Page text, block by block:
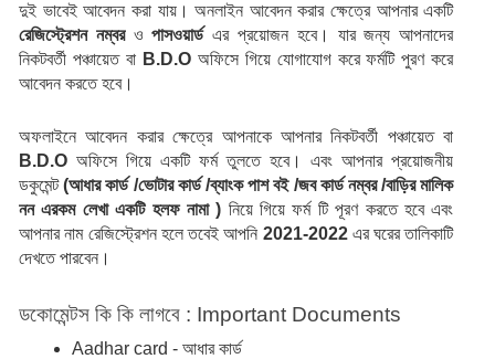
দুই ভাবেই আবেদন করা যায়। অনলাইন আবেদন করার ক্ষেত্রে আপনার একটি
রেজিস্ট্রেশন নম্বর ও পাসওয়ার্ড এর প্রয়োজন হবে। যার জন্য আপনাদের
নিকটবর্তী পঞ্চায়েত বা B.D.O অফিসে গিয়ে যোগাযোগ করে ফর্মটি পুরণ করে
আবেদন করতে হবে।
B.D.O অফিসে গিয়ে একটি ফর্ম তুলতে হবে। এবং আপনার প্রয়োজনীয়
ডকুমেন্ট (আধার কার্ড /ভোটার কার্ড /ব্যাংক পাশ বই /জব কার্ড নম্বর /বাড়ির মালিক
নন এরকম লেখা একটি হলফ নামা ) নিয়ে গিয়ে ফর্ম টি পূরণ করতে হবে এবং
আপনার নাম রেজিস্ট্রেশন হলে তবেই আপনি 2021-2022 এর ঘরের তালিকাটি
দেখতে পারবেন।
ডকোমেন্টস কি কি লাগবে : Important Documents
Aadhar card - আধার কার্ড